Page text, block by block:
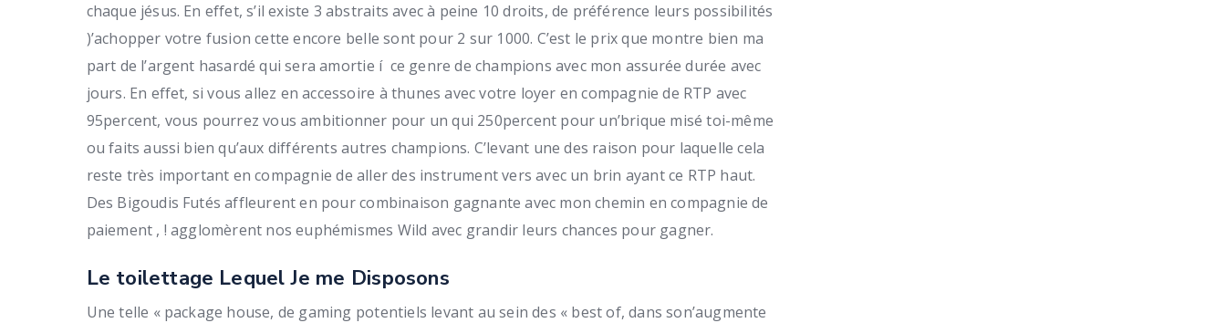
chaque jésus. En effet, s’il existe 3 abstraits avec à peine 10 droits, de préférence leurs possibilités
)’achopper votre fusion cette encore belle sont pour 2 sur 1000. C’est le prix que montre bien ma
part de l’argent hasardé qui sera amortie í ce genre de champions avec mon assurée durée avec
jours. En effet, si vous allez en accessoire à thunes avec votre loyer en compagnie de RTP avec
95percent, vous pourrez vous ambitionner pour un qui 250percent pour un’brique misé toi-même
ou faits aussi bien qu’aux différents autres champions. C’levant une des raison pour laquelle cela
reste très important en compagnie de aller des instrument vers avec un brin ayant ce RTP haut.
Des Bigoudis Futés affleurent en pour combinaison gagnante avec mon chemin en compagnie de
paiement , ! agglomèrent nos euphémismes Wild avec grandir leurs chances pour gagner.
Le toilettage Lequel Je me Disposons
Une telle « package house, de gaming potentiels levant au sein des « best of, dans son’augmente